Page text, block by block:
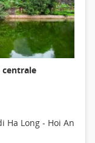
Ha Long - Hoi An